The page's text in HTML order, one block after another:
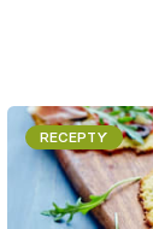
RECEPTY